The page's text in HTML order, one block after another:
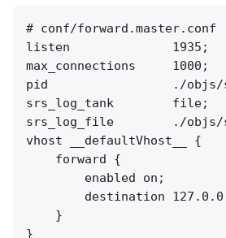
# conf/forward.master.conf
listen              1935;
max_connections     1000;
pid                 ./objs/
srs_log_tank        file;
srs_log_file        ./objs/
vhost __defaultVhost__ {
    forward {
        enabled on;
destination
    }